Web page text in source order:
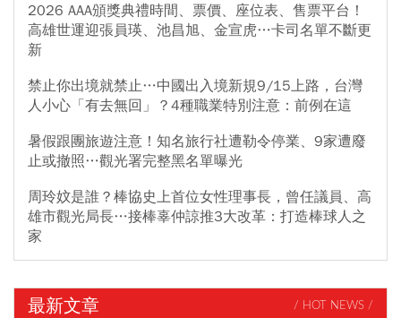
2026 AAA頒獎典禮時間、票價、座位表、售票平台！
高雄世運迎張員瑛、池昌旭、金宣虎…卡司名單不斷更
新
禁止你出境就禁止…中國出入境新規9/15上路，台灣
人小心「有去無回」？4種職業特別注意：前例在這
暑假跟團旅遊注意！知名旅行社遭勒令停業、9家遭廢
止或撤照…觀光署完整黑名單曝光
周玲妏是誰？棒協史上首位女性理事長，曾任議員、高
雄市觀光局長…接棒辜仲諒推3大改革：打造棒球人之
家
最新文章 / HOT NEWS /